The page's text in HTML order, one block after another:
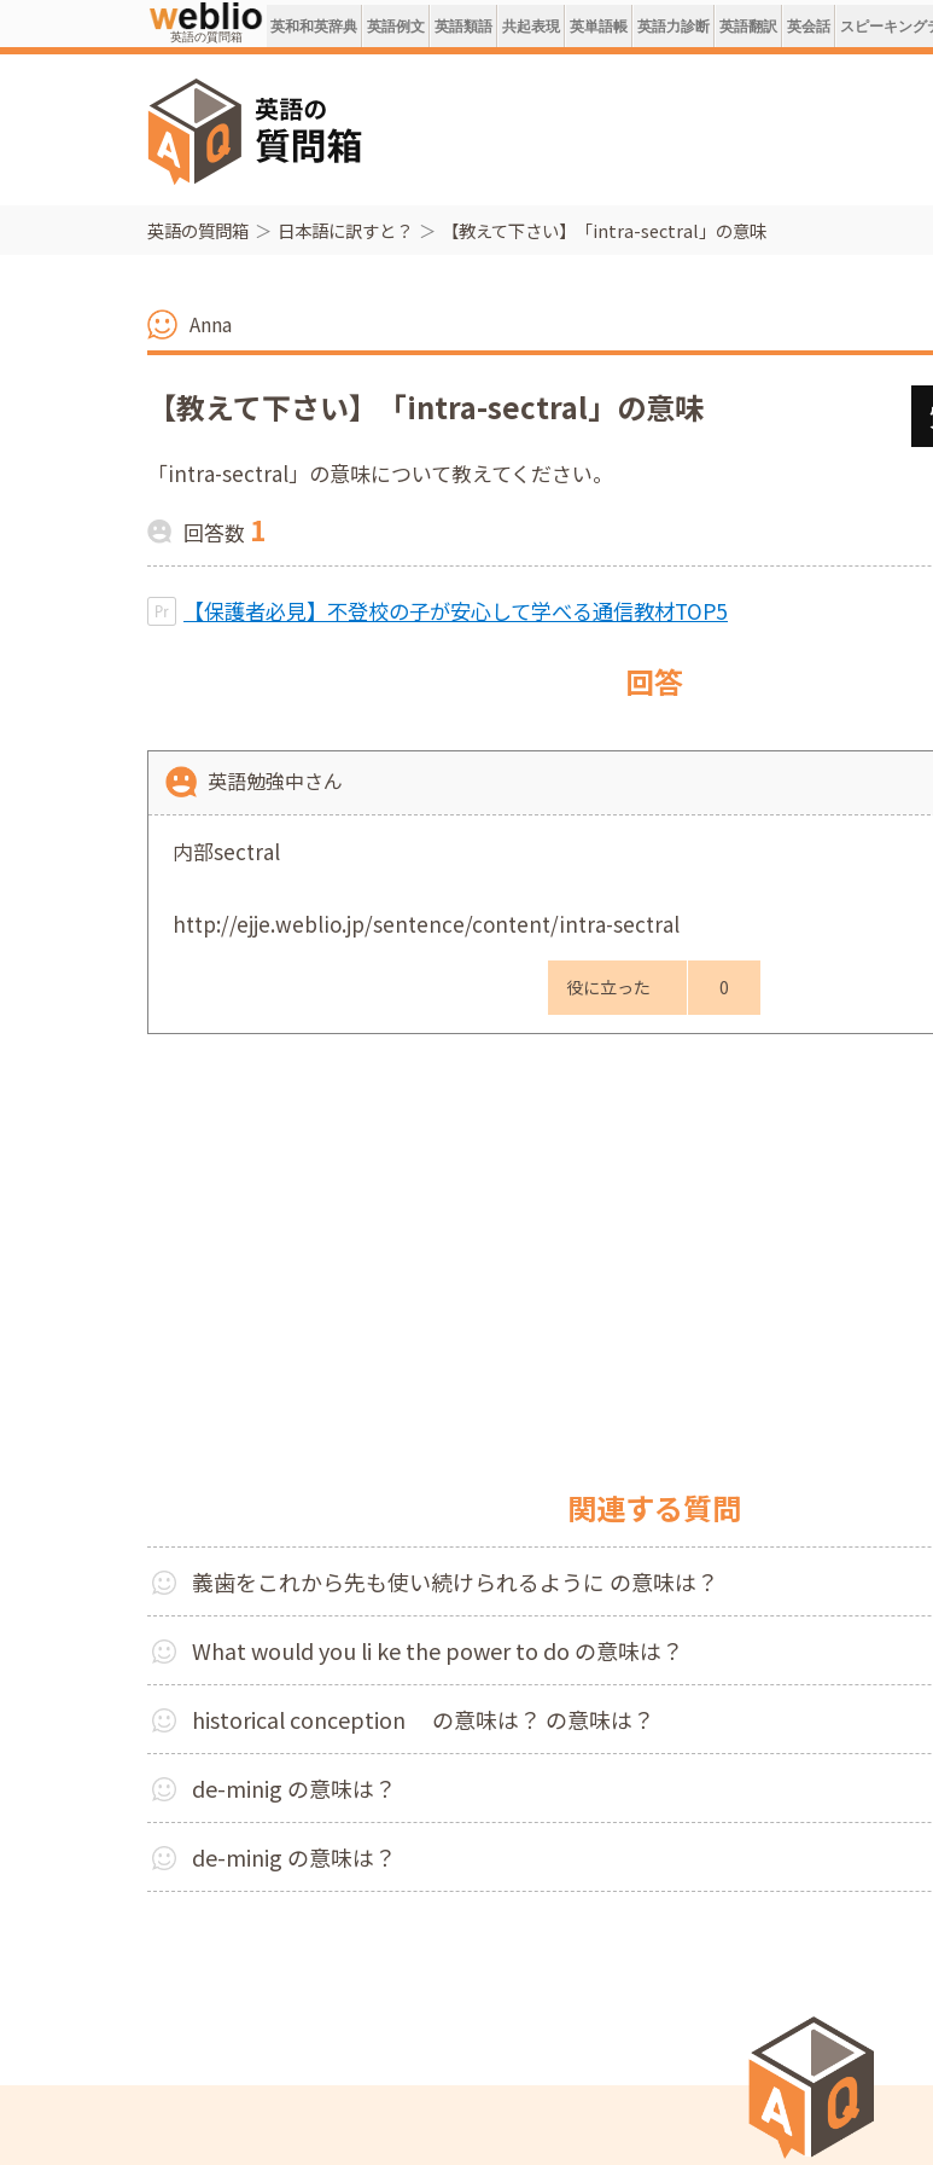
英語の質問箱 英和和英辞典 英語例文 英語類語 共起表現 英単語帳 英語力診断 英語翻訳 英会話 スピーキング
英語の質問箱 日本語に訳すと？ 【教えて下さい】「intra-sectral」の意味
Anna
【教えて下さい】「intra-sectral」の意味
「intra-sectral」の意味について教えてください。
回答数 1
【保護者必見】不登校の子が安心して学べる通信教材TOP5
回答
英語勉強中さん
内部sectral
http://ejje.weblio.jp/sentence/content/intra-sectral
役に立った 0
関連する質問
義歯をこれから先も使い続けられるように の意味は？
What would you li ke the power to do の意味は？
historical conception の意味は？ の意味は？
de-minig の意味は？
de-minig の意味は？